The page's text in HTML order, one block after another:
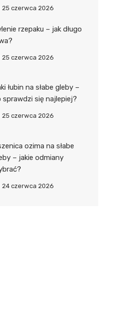
25 czerwca 2026
rzepaku – jak długo
25 czerwca 2026
łubin na słabe gleby –
sprawdzi się najlepiej?
25 czerwca 2026
ozima na słabe
– jakie odmiany
24 czerwca 2026